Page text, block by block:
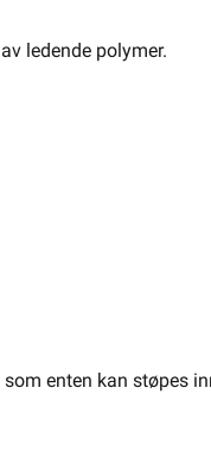
kvm
ledende polymer.
enten kan støpes